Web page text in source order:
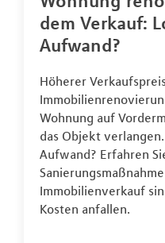
dem Verkauf:
Aufwand?
Höherer
Wohnung auf
das Objekt
Aufwand? Erfahren
Immobilienverkauf
Kosten anfallen.